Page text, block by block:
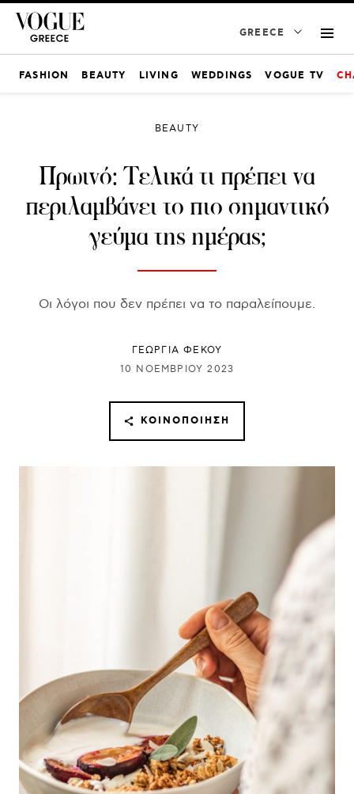
GREECE
FASHION BEAUTY LIVING WEDDINGS VOGUE TV
BEAUTY
Πρωινό: Tελικά τι πρέπει να
περιλαμβάνει το πιο σημαντικό
γεύμα της ημέρας;
Οι λόγοι που δεν πρέπει να το παραλείπουμε.
ΓΕΩΡΓΙΑ ΦΕΚΟΥ
10 ΝΟΕΜΒΡΊΟΥ 2023
ΚΟΙΝΟΠΟΊΗΣΗ